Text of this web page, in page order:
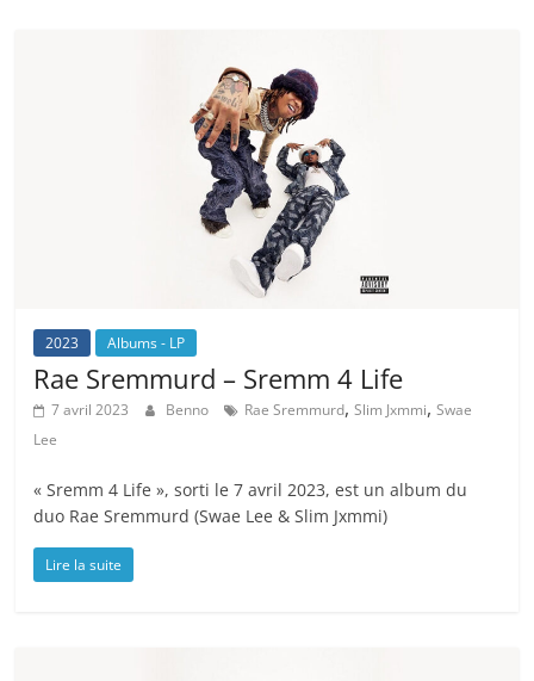
2023 Albums - LP
Rae Sremmurd – Sremm 4 Life
7 avril 2023 Benno Rae Sremmurd,Slim Jxmmi,Swae
Lee
« Sremm 4 Life », sorti le 7 avril 2023, est un album du
duo Rae Sremmurd (Swae Lee & Slim Jxmmi)
Lire la suite